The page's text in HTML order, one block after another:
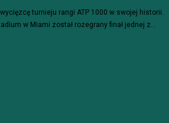
turnieju rangi ATP 1000 w swojej historii.
w Miami został rozegrany finał jednej z...